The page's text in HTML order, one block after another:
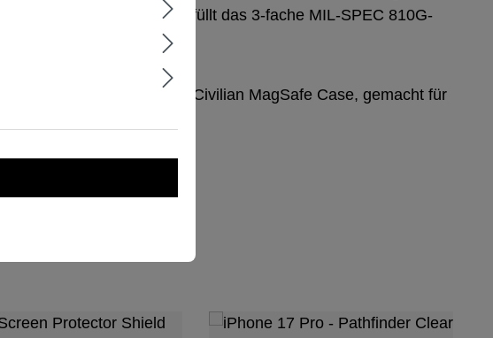
extremen Bedingungen. Erfüllt das 3-fache MIL-SPEC 810G-
Ihren Schutz auf – mit dem Civilian MagSafe Case, gemacht für
Dazu